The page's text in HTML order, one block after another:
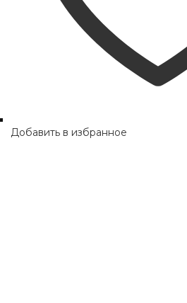
Добавить в избранное